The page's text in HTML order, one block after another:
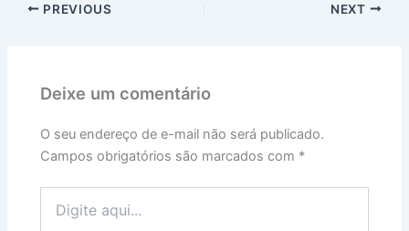
PREVIOUS NEXT
Deixe um comentário
O seu endereço de e-mail não será publicado.
Campos obrigatórios são marcados com *
aqui...